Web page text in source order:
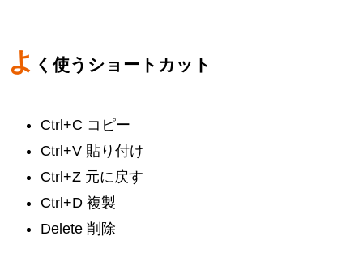
よ く使うショートカット
Ctrl+C コピー
Ctrl+V 貼り付け
Ctrl+Z 元に戻す
Ctrl+D 複製
Delete 削除